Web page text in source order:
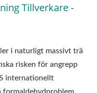
Tillverkare -
i naturligt massivt trä
risken för angrepp
internationellt